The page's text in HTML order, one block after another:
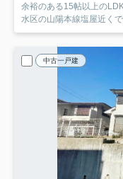
余裕のある15帖以上の
水区の山陽本線塩屋近く
中古一戸建